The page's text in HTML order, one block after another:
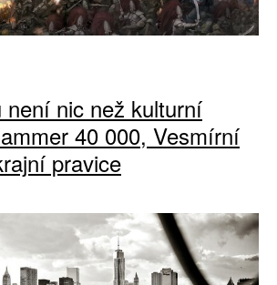
není nic než kulturní
40 000, Vesmírní
pravice